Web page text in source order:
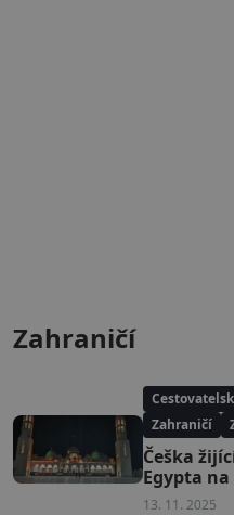
Zahraničí
Zahraničí
Češka
Egypta
13. 11. 2025